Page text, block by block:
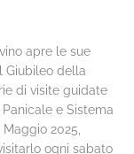
apre le sue
Giubileo della
di visite guidate
e Sistema
2025,
ogni sabato